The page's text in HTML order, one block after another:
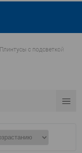
Плинтусы с подсветкой